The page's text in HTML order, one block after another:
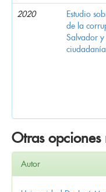
2020
Estudio
de la
Salvador y
ciudadanía
Otras opciones
Autor